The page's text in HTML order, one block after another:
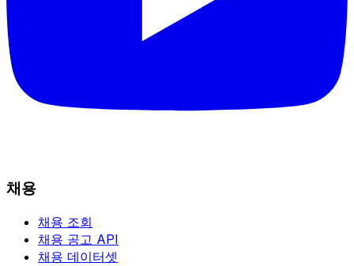
채용
채용 조회
채용 공고 API
채용 데이터셋